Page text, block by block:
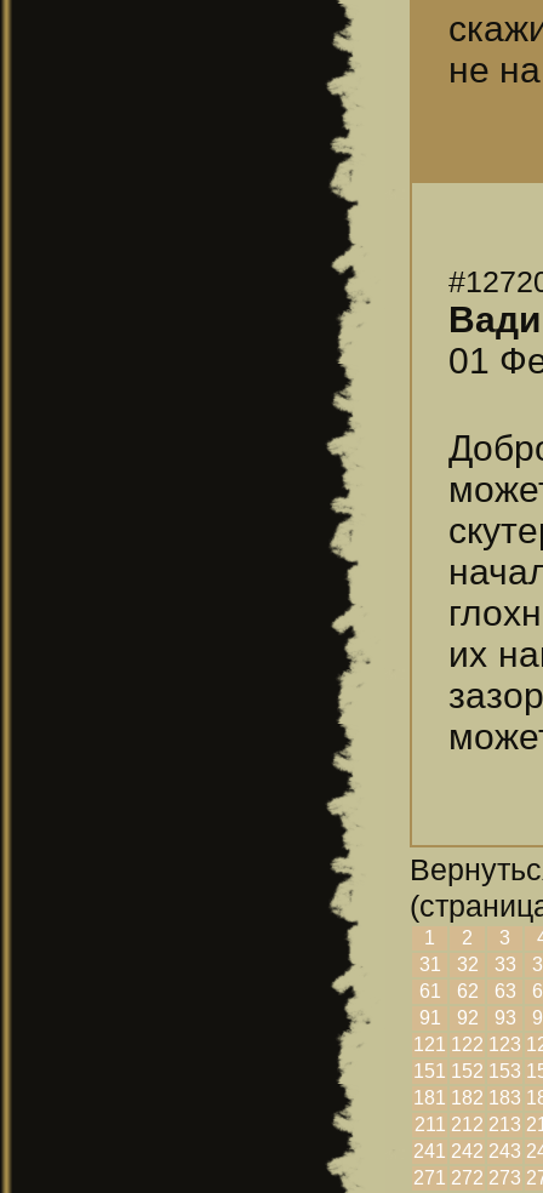
не
01
их
1 2 3
31
32 33
61
62 63
91
92 93
121 122 123
151 152 153
181 182 183
211 212 213
241 242 243
271 272 273